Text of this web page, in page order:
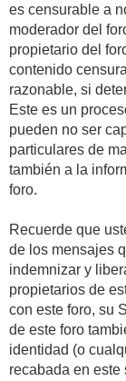
es censurable a
moderador del
propietario del
contenido
razonable, si
Este es un
pueden no ser
particulares de
también a la
foro.
Recuerde que
de los mensajes
indemnizar y
propietarios de
con este foro, su
de este foro
identidad (o
recabada en